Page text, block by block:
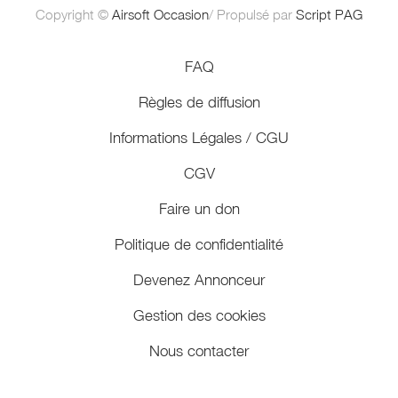
Copyright © Airsoft Occasion/ Propulsé par Script PAG
FAQ
Règles de diffusion
Informations Légales / CGU
CGV
Faire un don
Politique de confidentialité
Devenez Annonceur
Gestion des cookies
Nous contacter